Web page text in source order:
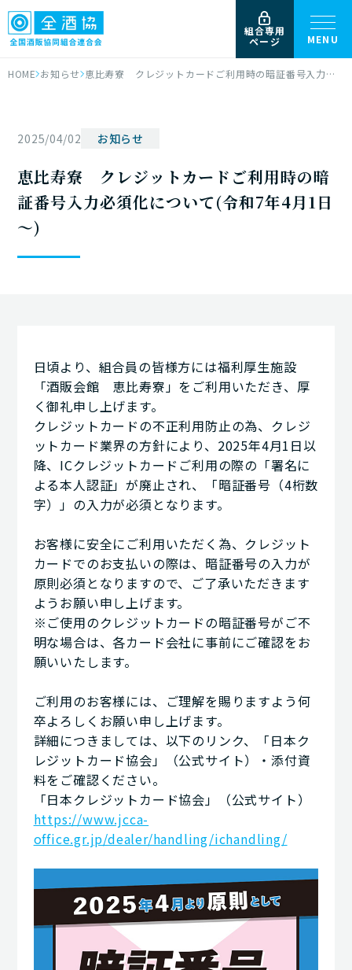
組合専用
ページ
MENU
HOME お知らせ 恵比寿寮 クレジットカードご利用時の暗証番号入力必須化について(令和7年4月1日～)
2025/04/02 お知らせ
恵比寿寮 クレジットカードご利用時の暗
証番号入力必須化について(令和7年4月1日
～)
日頃より、組合員の皆様方には福利厚生施設
「酒販会館 恵比寿寮」をご利用いただき、厚
く御礼申し上げます。
クレジットカードの不正利用防止の為、クレジ
ットカード業界の方針により、2025年4月1日以
降、ICクレジットカードご利用の際の「署名に
よる本人認証」が廃止され、「暗証番号（4桁数
字）」の入力が必須となります。
お客様に安全にご利用いただく為、クレジット
カードでのお支払いの際は、暗証番号の入力が
原則必須となりますので、ご了承いただきます
ようお願い申し上げます。
※ご使用のクレジットカードの暗証番号がご不
明な場合は、各カード会社に事前にご確認をお
願いいたします。
ご利用のお客様には、ご理解を賜りますよう何
卒よろしくお願い申し上げます。
詳細につきましては、以下のリンク、「日本ク
レジットカード協会」（公式サイト）・添付資
料をご確認ください。
「日本クレジットカード協会」（公式サイト）
https://www.jcca-
office.gr.jp/dealer/handling/ichandling/